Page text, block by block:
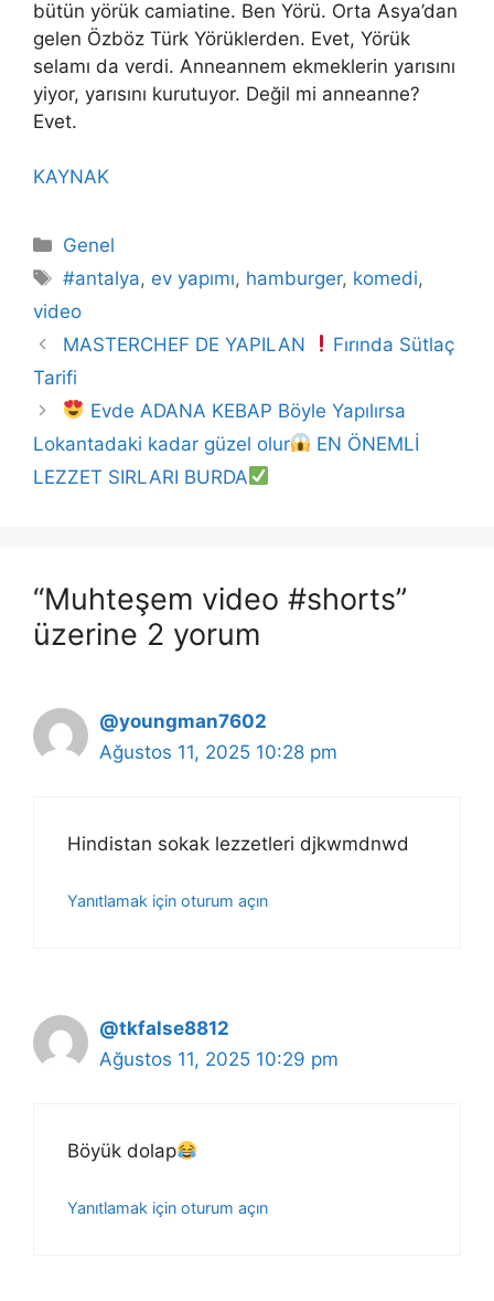
bütün yörük camiatine. Ben Yörü. Orta Asya’dan
gelen Özböz Türk Yörüklerden. Evet, Yörük
selamı da verdi. Anneannem ekmeklerin yarısını
yiyor, yarısını kurutuyor. Değil mi anneanne?
Evet.
KAYNAK
Kategoriler
Genel
Etiketler
#antalya, ev yapımı, hamburger, komedi,
video
MASTERCHEF DE YAPILAN
Fırında Sütlaç
Tarifi
Evde ADANA KEBAP Böyle Yapılırsa
Lokantadaki kadar güzel olur
EN ÖNEMLİ
LEZZET SIRLARI BURDA
“Muhteşem video #shorts”
üzerine 2 yorum
@youngman7602
Ağustos 11, 2025 10:28 pm
Hindistan sokak lezzetleri djkwmdnwd
Yanıtlamak için oturum açın
@tkfalse8812
Ağustos 11, 2025 10:29 pm
Böyük dolap
Yanıtlamak için oturum açın